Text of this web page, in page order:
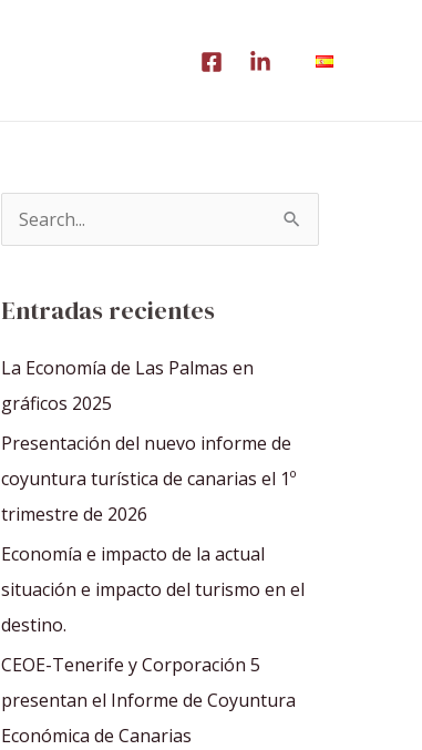
a
r
p
o
r
:
Entradas recientes
La Economía de Las Palmas en
gráficos 2025
Presentación del nuevo informe de
coyuntura turística de canarias el 1º
trimestre de 2026
Economía e impacto de la actual
situación e impacto del turismo en el
destino.
CEOE-Tenerife y Corporación 5
presentan el Informe de Coyuntura
Económica de Canarias